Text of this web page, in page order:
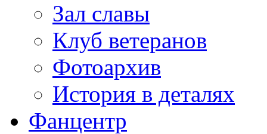
Зал славы
Клуб ветеранов
Фотоархив
История в деталях
Фанцентр